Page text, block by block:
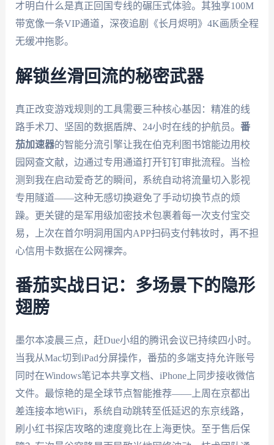
才明白什么是真正回国专线的碾压式体验。其独享100M
带宽像一条VIP通道，深夜追剧《长月烬明》4K画质全程
无缓冲拖影。
解锁丝滑回流的秘密武器
真正改变游戏规则的工具需要三种核心基因：精准的线
路手术刀、坚固的数据盾牌、24小时在线的护航员。 番
茄加速器的智能分流引擎让我在伯克利图书馆能边用校
园网查文献，边通过专用通道打开钉钉审批流程。当检
测到我在启动爱奇艺的瞬间，系统自动将流量切入影视
专用隧道——这种无感切换避免了手动切换节点的烦
躁。更关键的是军用级加密技术包裹着每一次支付宝交
易，上次在首尔明洞用国内APP扫码支付韩妆时，再不担
心信用卡数据在公网裸奔。
番茄实战日记：多场景下的隐形
翅膀
墨尔本凌晨三点，赶Due小组的腾讯会议已持续四小时。
当我从Mac切到iPad分屏操作，番茄的多端支持允许账号
同时在Windows笔记本共享文档、iPhone上同步接收微信
文件。最惊艳的是全球节点智能推荐——上周在京都出
差连接本地WiFi，系统自动跳转至低延迟的东京线路，
刷小红书探店攻略的速度竟比在上海更快。至于售后保